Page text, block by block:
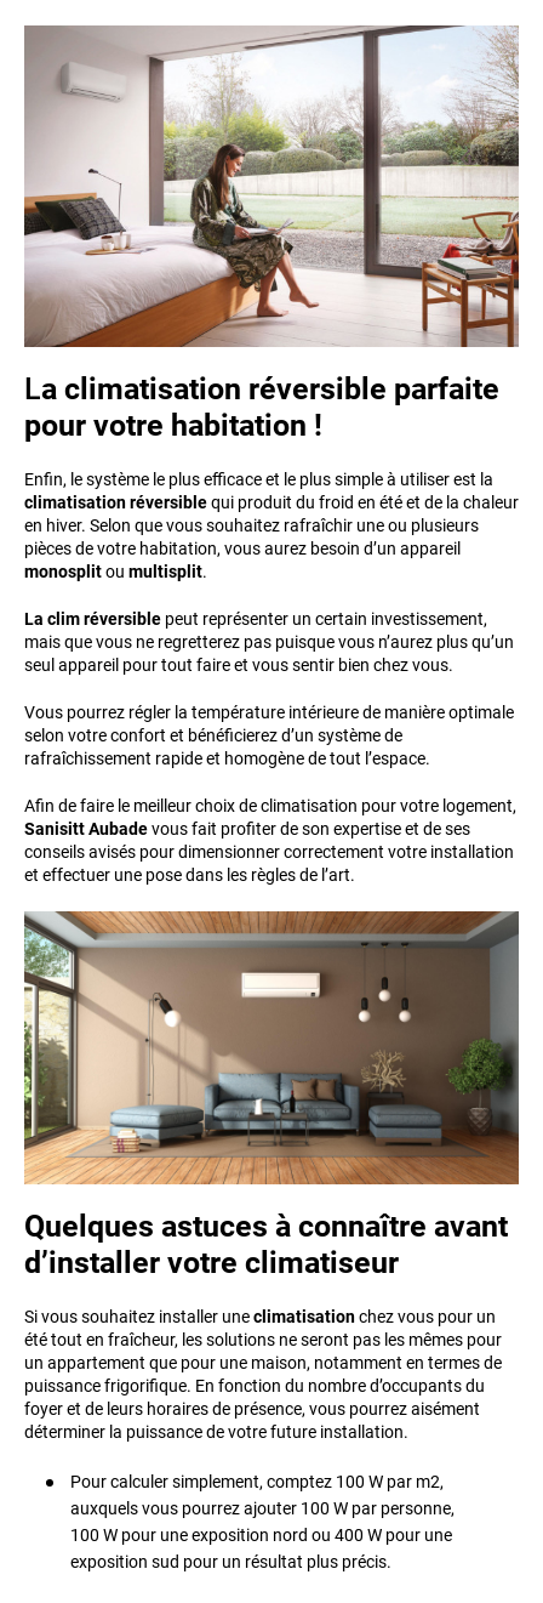
La climatisation réversible parfaite
pour votre habitation !
Enfin, le système le plus efficace et le plus simple à utiliser est la
climatisation réversiblequi produit du froid en été et de la chaleur
en hiver. Selon que vous souhaitez rafraîchir une ou plusieurs
pièces de votre habitation, vous aurez besoin d’un appareil
monosplitou multisplit.
La clim réversible peut représenter un certain investissement,
mais que vous ne regretterez pas puisque vous n’aurez plus qu’un
seul appareil pour tout faire et vous sentir bien chez vous.
Vous pourrez régler la température intérieure de manière optimale
selon votre confort et bénéficierez d’un système de
rafraîchissement rapide et homogène de tout l’espace.
Afin de faire le meilleur choix de climatisation pour votre logement,
Sanisitt Aubadevous fait profiter de son expertise et de ses
conseils avisés pour dimensionner correctement votre installation
et effectuer une pose dans les règles de l’art.
Quelques astuces à connaître avant
d’installer votre climatiseur
Si vous souhaitez installer uneclimatisationchez vous pour un
été tout en fraîcheur, les solutions ne seront pas les mêmes pour
un appartement que pour une maison, notamment en termes de
puissance frigorifique. En fonction du nombre d’occupants du
foyer et de leurs horaires de présence, vous pourrez aisément
déterminer la puissance de votre future installation.
Pour calculer simplement, comptez 100 W par m2,
auxquels vous pourrez ajouter 100 W par personne,
100 W pour une exposition nord ou 400 W pour une
exposition sud pour un résultat plus précis.